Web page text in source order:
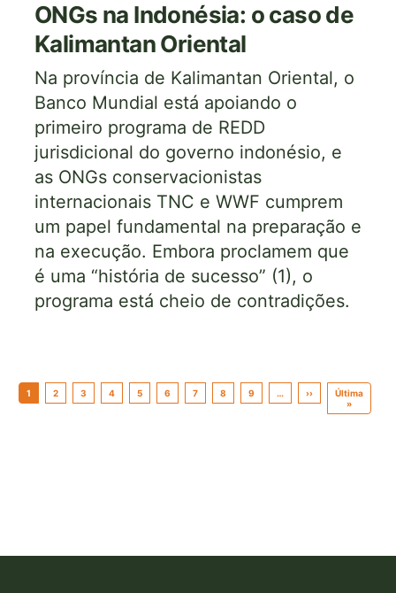
ONGs na Indonésia: o caso de
Kalimantan Oriental
Na província de Kalimantan Oriental, o
Banco Mundial está apoiando o
primeiro programa de REDD
jurisdicional do governo indonésio, e
as ONGs conservacionistas
internacionais TNC e WWF cumprem
um papel fundamental na preparação e
na execução. Embora proclamem que
é uma “história de sucesso” (1), o
programa está cheio de contradições.
Paginação
1 2 3 4 5 6 7 8 9 … ›› Próxima
página
Última
»Última
página